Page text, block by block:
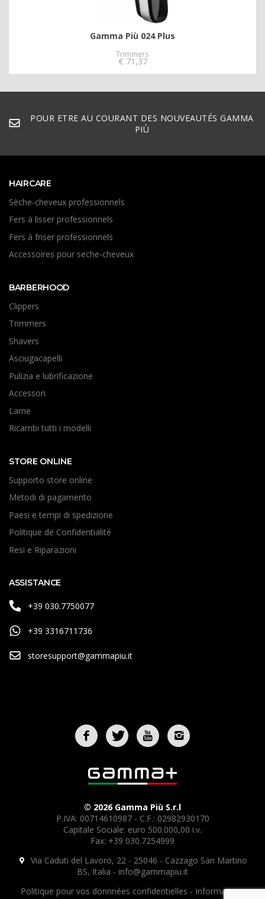
Gamma Più 024 Plus
Trimmers
€ 71,37
POUR ETRE AU COURANT DES NOUVEAUTÉS GAMMA
PIÙ
HAIRCARE
Sèche-cheveux professionnels
Fers à lisser professionnels
Fers à friser professionnels
Accessoires pour seche-cheveux
BARBERHOOD
Clippers
Trimmers
Shavers
Asciugacapelli
Pulizia e lubrificazione
Accessori
Lame
Ricambi tutti i modelli
STORE ONLINE
Supporto store online
Metodi di pagamento
Paesi e tempi di spedizione
Politique de Confidentialité
Resi e Riparazioni
ASSISTANCE
+39 030.7750077
+39 3316711736
storesupport@gammapiu.it
© 2026 Gamma Più S.r.l
P.IVA: 00714610987 - C.F.: 02982930170
Capitale Sociale: euro 500.000,00 i.v.
Fax: +39 030.7254999
Via Caduti del Lavoro, 22 - 25046 - Cazzago San Martino
BS, Italia - info@gammapiu.it
Politique pour vos donnnées confidentielles - Informations